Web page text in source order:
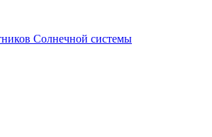
Солнечной системы